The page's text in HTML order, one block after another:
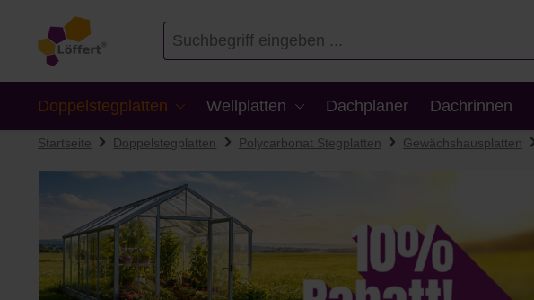
Zur Suche springen
Doppelstegplatten Wellplatten Dachplaner Dachrinnen
Startseite Doppelstegplatten Polycarbonat Stegplatten Gewächshausplatten